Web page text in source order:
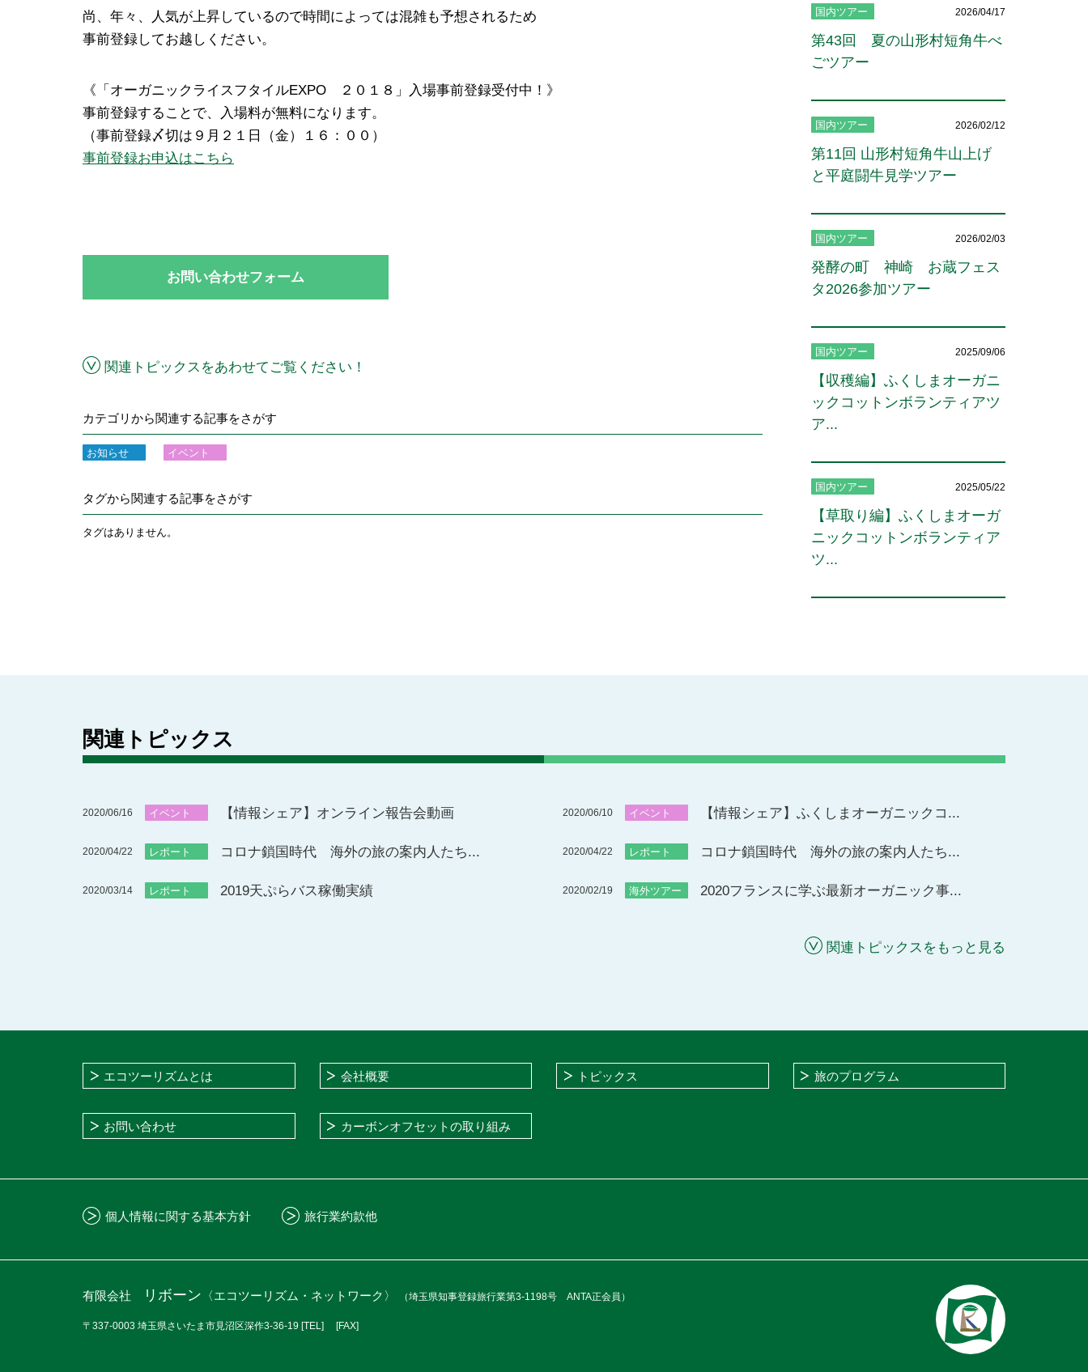
尚、年々、人気が上昇しているので時間によっては混雑も予想されるため
事前登録してお越しください。
《「オーガニックライスフタイルEXPO ２０１８」入場事前登録受付中！》
事前登録することで、入場料が無料になります。
（事前登録〆切は９月２１日（金）１６：００）
事前登録お申込はこちら
お問い合わせフォーム
関連トピックスをあわせてご覧ください！
カテゴリから関連する記事をさがす
お知らせ イベント
タグから関連する記事をさがす
タグはありません。
国内ツアー 2026/04/17
第43回 夏の山形村短角牛べ
ごツアー
国内ツアー 2026/02/12
第11回 山形村短角牛山上げ
と平庭闘牛見学ツアー
国内ツアー 2026/02/03
発酵の町 神崎 お蔵フェス
タ2026参加ツアー
国内ツアー 2025/09/06
【収穫編】ふくしまオーガニ
ックコットンボランティアツ
ア...
国内ツアー 2025/05/22
【草取り編】ふくしまオーガ
ニックコットンボランティア
ツ...
関連トピックス
2020/06/16 イベント 【情報シェア】オンライン報告会動画 2020/06/10 イベント 【情報シェア】ふくしまオーガニックコ...
2020/04/22 レポート コロナ鎖国時代 海外の旅の案内人たち... 2020/04/22 レポート コロナ鎖国時代 海外の旅の案内人たち...
2020/03/14 レポート 2019天ぷらバス稼働実績 2020/02/19 海外ツアー 2020フランスに学ぶ最新オーガニック事...
関連トピックスをもっと見る
エコツーリズムとは 会社概要 トピックス 旅のプログラム
お問い合わせ カーボンオフセットの取り組み
個人情報に関する基本方針 旅行業約款他
有限会社 リボーン 〈エコツーリズム・ネットワーク〉 （埼玉県知事登録旅行業第3-1198号 ANTA正会員）
〒337-0003 埼玉県さいたま市見沼区深作3-36-19 [TEL] [FAX]